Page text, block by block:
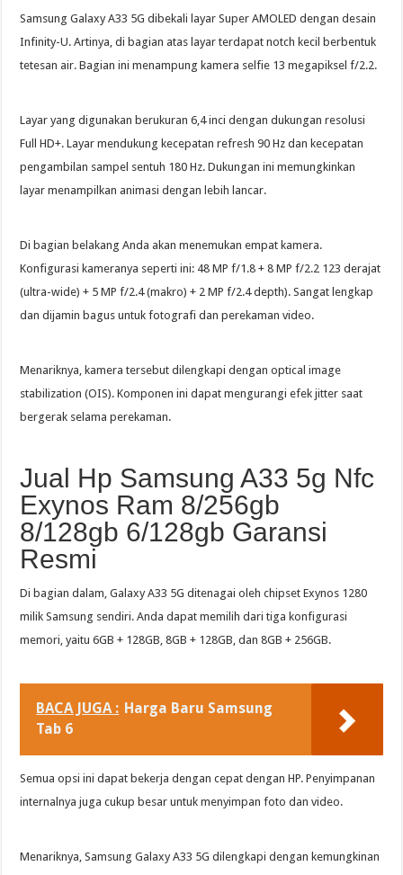
Samsung Galaxy A33 5G dibekali layar Super AMOLED dengan desain
Infinity-U. Artinya, di bagian atas layar terdapat notch kecil berbentuk
tetesan air. Bagian ini menampung kamera selfie 13 megapiksel f/2.2.
Layar yang digunakan berukuran 6,4 inci dengan dukungan resolusi
Full HD+. Layar mendukung kecepatan refresh 90 Hz dan kecepatan
pengambilan sampel sentuh 180 Hz. Dukungan ini memungkinkan
layar menampilkan animasi dengan lebih lancar.
Di bagian belakang Anda akan menemukan empat kamera.
Konfigurasi kameranya seperti ini: 48 MP f/1.8 + 8 MP f/2.2 123 derajat
(ultra-wide) + 5 MP f/2.4 (makro) + 2 MP f/2.4 depth). Sangat lengkap
dan dijamin bagus untuk fotografi dan perekaman video.
Menariknya, kamera tersebut dilengkapi dengan optical image
stabilization (OIS). Komponen ini dapat mengurangi efek jitter saat
bergerak selama perekaman.
Jual Hp Samsung A33 5g Nfc
Exynos Ram 8/256gb
8/128gb 6/128gb Garansi
Resmi
Di bagian dalam, Galaxy A33 5G ditenagai oleh chipset Exynos 1280
milik Samsung sendiri. Anda dapat memilih dari tiga konfigurasi
memori, yaitu 6GB + 128GB, 8GB + 128GB, dan 8GB + 256GB.
BACA JUGA : Harga Baru Samsung
Tab 6
Semua opsi ini dapat bekerja dengan cepat dengan HP. Penyimpanan
internalnya juga cukup besar untuk menyimpan foto dan video.
Menariknya, Samsung Galaxy A33 5G dilengkapi dengan kemungkinan